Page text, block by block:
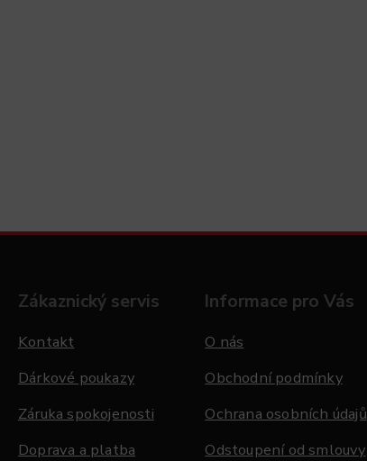
Zákaznický servis
Kontakt
Dárkové poukazy
Záruka spokojenosti
Doprava a platba
Informace pro Vás
O nás
Obchodní podmínky
Ochrana osobních údajů
Odstoupení od smlouvy